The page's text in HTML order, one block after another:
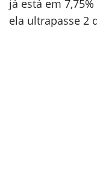
já está em
ela ultrapasse 2